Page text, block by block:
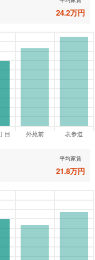
24.2万円
平均家賃
21.8万円